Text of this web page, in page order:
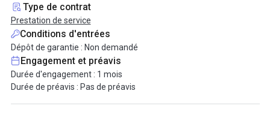
Le parc d'affaires SILIC offre également des services pratiques
tels qu'une crèche, un pressing et des cafés, qui vous permettent
de gagner du temps. À l'heure de la pause ou après le travail, le
célèbre marché de Rungis et ses commerçants ne sont qu'à
quelques minutes à pied.
Le bureau est loué tout équipé et le loyer inclut les services
suivants :
Type de contrat
Prestation de service
Conditions d'entrées
Dépôt de garantie : Non demandé
Engagement et préavis
Durée d'engagement : 1 mois
Durée de préavis : Pas de préavis